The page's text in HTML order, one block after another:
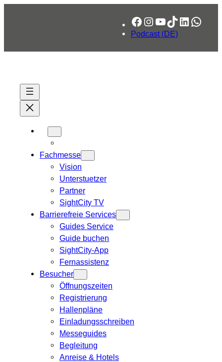
Facebook
Instagram
YouTube
TikTok
LinkedIn
Podcast (DE)
Fachmesse
Vision
Unterstuetzer
Partner
SightCity TV
Barrierefreie Services
Guides Service
Guide buchen
SightCity-App
Fernassistenz
Besucher
Öffnungszeiten
Registrierung
Hallenpläne
Einladungsschreiben
Messeguides
Begleitung
Anreise & Hotels